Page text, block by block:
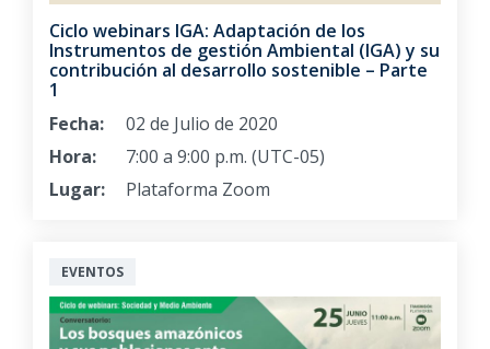
Ciclo webinars IGA: Adaptación de los
Instrumentos de gestión Ambiental (IGA) y su
contribución al desarrollo sostenible – Parte
1
Fecha:
02 de Julio de 2020
Hora:
7:00 a 9:00 p.m. (UTC-05)
Lugar:
Plataforma Zoom
EVENTOS